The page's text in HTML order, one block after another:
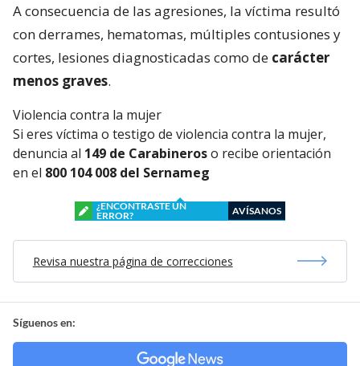
A consecuencia de las agresiones, la víctima resultó
con derrames, hematomas, múltiples contusiones y
cortes, lesiones diagnosticadas como de carácter
menos graves.
Violencia contra la mujer
Si eres víctima o testigo de violencia contra la mujer,
denuncia al 149 de Carabineroso recibe orientación
en el 800 104 008 del Sernameg
¿ENCONTRASTE UN
ERROR?
AVÍSANOS
Revisa nuestra página de correcciones
Síguenos en: